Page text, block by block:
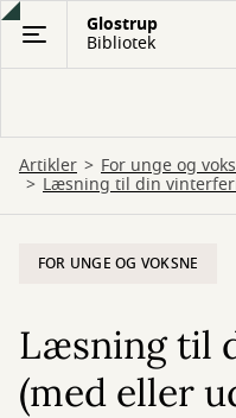
Gå
hovedindhold
Glostrup
Bibliotek
Artikler For unge og
Læsning til din
FOR UNGE OG VOKSNE
Læsning til
(med eller